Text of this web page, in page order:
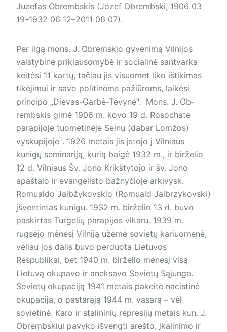
Juzefas Obrembskis (Józef Obrembski, 1906 03
19–1932 06 12–2011 06 07).
Per ilgą mons. J. Ob­remskio gyvenimą Vilnijos
valstybinė priklausomybė ir socialinė santvarka
keitėsi 11 kartų, tačiau jis visuomet liko ištikimas
tikėjimui ir savo politinėms pažiūroms, laikėsi
principo „Dievas-Garbė-Tėvynė“. Mons. J. Ob­
rembskis gimė 1906 m. kovo 19 d. Rosochate
parapijoje tuometinėje Sei­nų (dabar Lomžos)
vyskupijoje1. 1926 metais jis įstojo į Vilniaus
kunigų seminariją, kurią baigė 1932 m., ir birželio
12 d. Vilniaus Šv. Jono Krikštytojo ir šv. Jono
apaštalo ir evangelisto bažnyčioje arkivysk.
Romualdo Jalbžykovskio (Romuald Jalbrzykovski)
įšventintas kunigu. 1932 m. birželio 13 d. buvo
paskirtas Turgelių parapijos vikaru. 1939 m.
rugsėjo mėnesį Vilniją užėmė sovietų kariuomenė,
vėliau jos dalis buvo perduota Lietuvos
Respublikai, bet 1940 m. birželio mėnesį visą
Lietuvą okupavo ir aneksavo Sovietų Sąjunga.
Sovietų okupaciją 1941 metais pakeitė nacistinė
okupacija, o pastarąją 1944 m. vasarą – vėl
sovietinė. Karo ir stalininių represijų metais kun. J.
Obrembskiui pavyko išvengti arešto, įkalinimo ir